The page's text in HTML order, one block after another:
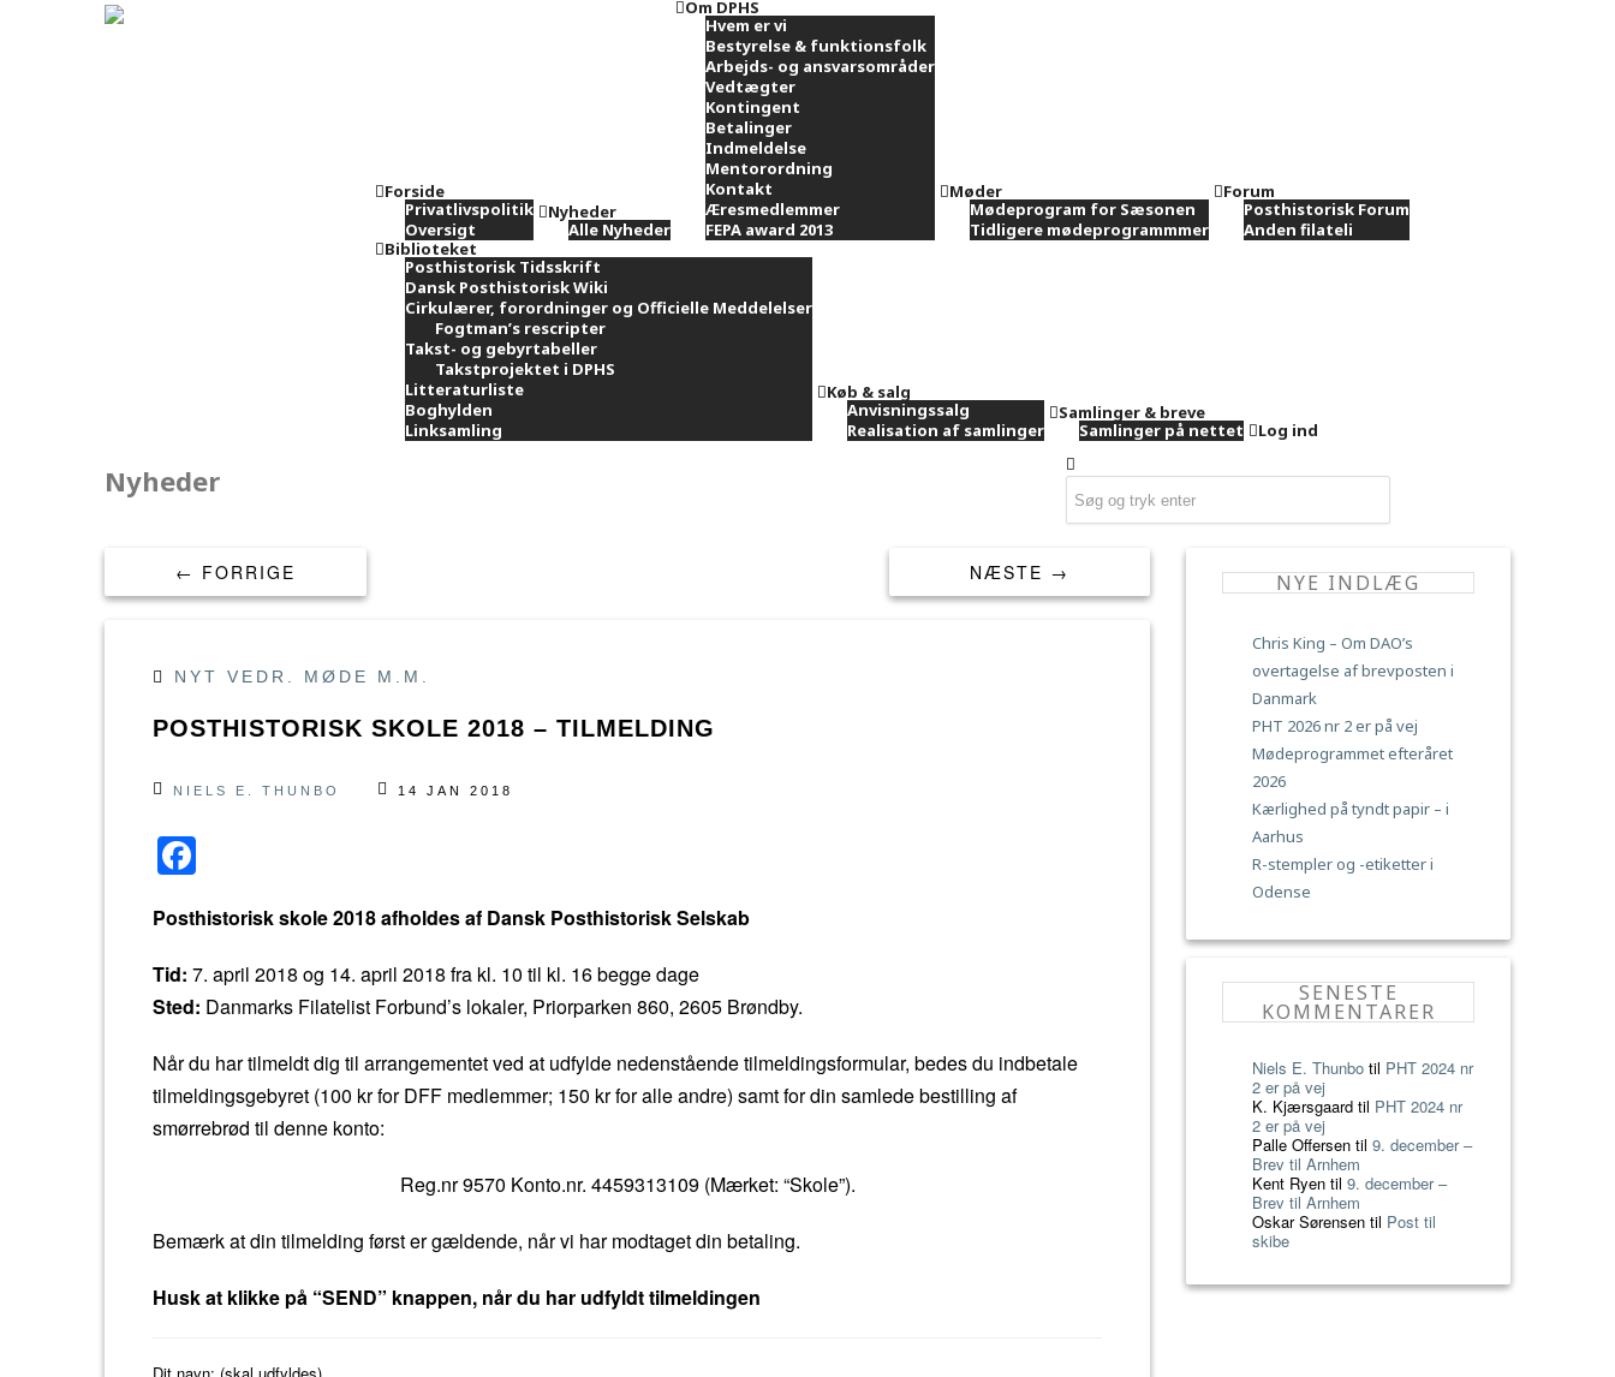
Forside
Privatlivspolitik
Oversigt
Nyheder
Alle Nyheder
Om DPHS
Hvem er vi
Bestyrelse & funktionsfolk
Arbejds- og ansvarsområder
Vedtægter
Kontingent
Betalinger
Indmeldelse
Mentorordning
Kontakt
Æresmedlemmer
FEPA award 2013
Møder
Mødeprogram for Sæsonen
Tidligere mødeprogrammmer
Forum
Posthistorisk Forum
Anden filateli
Biblioteket
Posthistorisk Tidsskrift
Dansk Posthistorisk Wiki
Cirkulærer, forordninger og Officielle Meddelelser
Fogtman’s rescripter
Takst- og gebyrtabeller
Takstprojektet i DPHS
Litteraturliste
Boghylden
Linksamling
Køb & salg
Anvisningssalg
Realisation af samlinger
Samlinger & breve
Samlinger på nettet
Log ind
Nyheder
← FORRIGE NÆSTE →
NYT VEDR. MØDE M.M.
POSTHISTORISK SKOLE 2018 – TILMELDING
NIELS E. THUNBO 14 JAN 2018
c
e
b
o
o
k
Posthistorisk skole 2018 afholdes af Dansk Posthistorisk Selskab
Tid: 7. april 2018 og 14. april 2018 fra kl. 10 til kl. 16 begge dage
Sted: Danmarks Filatelist Forbund’s lokaler, Priorparken 860, 2605 Brøndby.
Når du har tilmeldt dig til arrangementet ved at udfylde nedenstående tilmeldingsformular, bedes du indbetale
tilmeldingsgebyret (100 kr for DFF medlemmer; 150 kr for alle andre) samt for din samlede bestilling af
smørrebrød til denne konto:
Reg.nr 9570 Konto.nr. 4459313109 (Mærket: “Skole”).
Bemærk at din tilmelding først er gældende, når vi har modtaget din betaling.
Husk at klikke på “SEND” knappen, når du har udfyldt tilmeldingen
Dit navn: (skal udfyldes)
NYE INDLÆG
Chris King – Om DAO’s
overtagelse af brevposten i
Danmark
PHT 2026 nr 2 er på vej
Mødeprogrammet efteråret
2026
Kærlighed på tyndt papir – i
Aarhus
R-stempler og -etiketter i
Odense
SENESTE
KOMMENTARER
Niels E. Thunbo til PHT 2024 nr
2 er på vej
K. Kjærsgaard til PHT 2024 nr
2 er på vej
Palle Offersen til 9. december –
Brev til Arnhem
Kent Ryen til 9. december –
Brev til Arnhem
Oskar Sørensen til Post til
skibe